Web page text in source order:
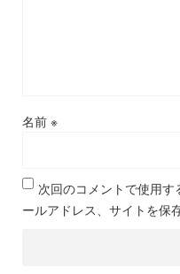
名前 ※
次回のコメントで使用
ールアドレス、サイトを保